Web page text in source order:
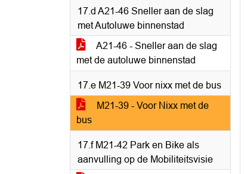
17.d A21-46 Sneller aan de slag
met Autoluwe binnenstad
A21-46 - Sneller aan de slag
met de autoluwe binnenstad
17.e M21-39 Voor nixx met de bus
M21-39 - Voor Nixx met de
bus
17.f M21-42 Park en Bike als
aanvulling op de Mobiliteitsvisie